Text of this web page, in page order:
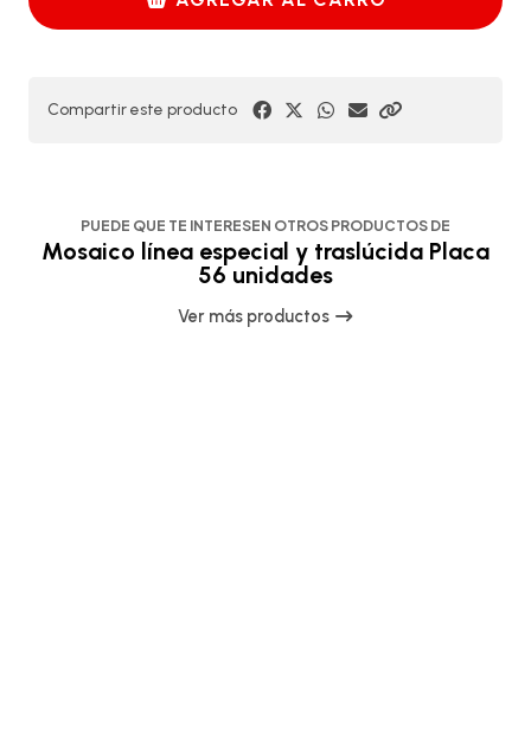
Compartir este producto
PUEDE QUE TE INTERESEN OTROS PRODUCTOS DE
Mosaico línea especial y traslúcida Placa
56 unidades
Ver más productos